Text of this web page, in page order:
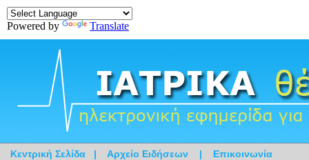
Powered by Translate
Κεντρική Σελίδα | Αρχείο Ειδήσεων | Επικοινωνία